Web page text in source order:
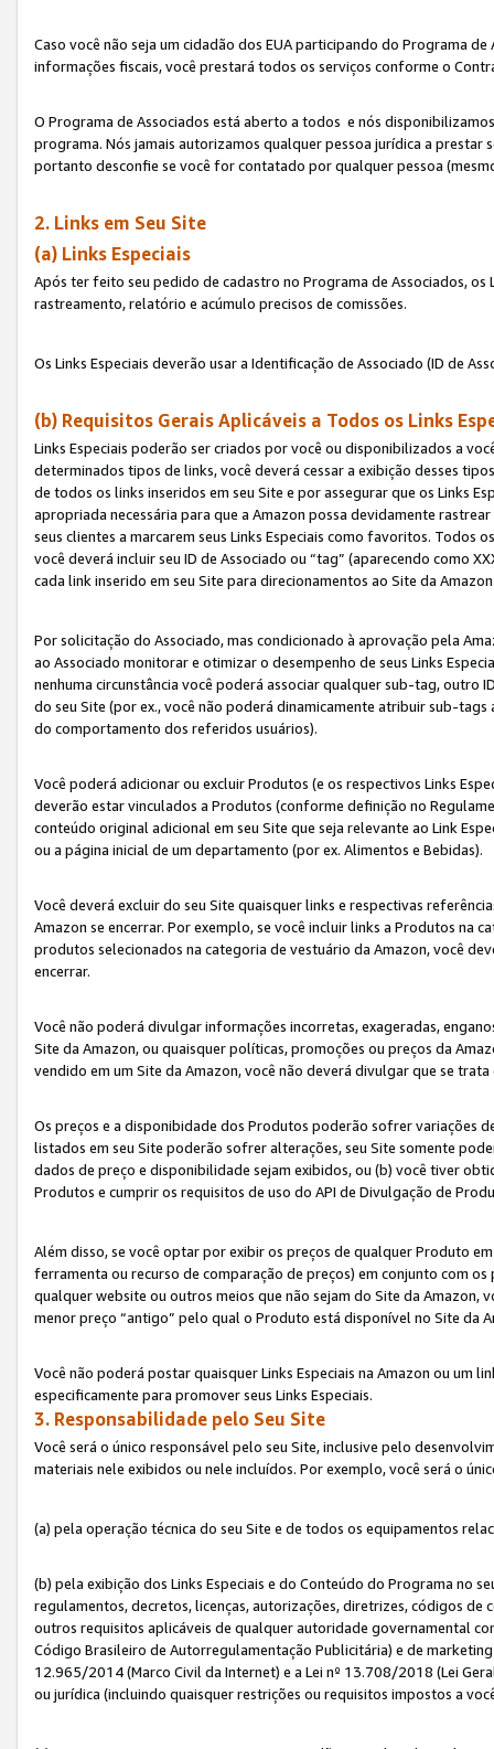
Caso você não seja um cidadão dos EUA participando do Programa
informações fiscais, você prestará todos os serviços conforme o
O Programa de Associados está aberto a todos e nós
programa. Nós jamais autorizamos qualquer pessoa jurídica a
portanto desconfie se você for contatado por qualquer pessoa
2. Links em Seu Site
(a) Links Especiais
Após ter feito seu pedido de cadastro no Programa de Associados, os
rastreamento, relatório e acúmulo precisos de comissões.
Os Links Especiais deverão usar a Identificação de Associado (ID de
(b) Requisitos Gerais Aplicáveis a Todos os Links
Links Especiais poderão ser criados por você ou disponibilizados a
determinados tipos de links, você deverá cessar a exibição desses
de todos os links inseridos em seu Site e por assegurar que os Links
apropriada necessária para que a Amazon possa devidamente
seus clientes a marcarem seus Links Especiais como favoritos. Todos
você deverá incluir seu ID de Associado ou “tag” (aparecendo como
cada link inserido em seu Site para direcionamentos ao Site da
Por solicitação do Associado, mas condicionado à aprovação pela
ao Associado monitorar e otimizar o desempenho de seus Links
nenhuma circunstância você poderá associar qualquer sub-tag,
do seu Site (por ex., você não poderá dinamicamente atribuir sub-
do comportamento dos referidos usuários).
Você poderá adicionar ou excluir Produtos (e os respectivos Links
deverão estar vinculados a Produtos (conforme definição no
conteúdo original adicional em seu Site que seja relevante ao Link
ou a página inicial de um departamento (por ex. Alimentos e Bebidas).
Você deverá excluir do seu Site quaisquer links e respectivas
Amazon se encerrar. Por exemplo, se você incluir links a Produtos na
produtos selecionados na categoria de vestuário da Amazon, você
encerrar.
Você não poderá divulgar informações incorretas, exageradas,
Site da Amazon, ou quaisquer políticas, promoções ou preços da
vendido em um Site da Amazon, você não deverá divulgar que se
Os preços e a disponibidade dos Produtos poderão sofrer variações
listados em seu Site poderão sofrer alterações, seu Site somente
dados de preço e disponibilidade sejam exibidos, ou (b) você tiver
Produtos e cumprir os requisitos de uso do API de Divulgação de
Além disso, se você optar por exibir os preços de qualquer Produto
ferramenta ou recurso de comparação de preços) em conjunto com
qualquer website ou outros meios que não sejam do Site da Amazon,
menor preço “antigo” pelo qual o Produto está disponível no Site da
Você não poderá postar quaisquer Links Especiais na Amazon ou um
especificamente para promover seus Links Especiais.
3. Responsabilidade pelo Seu Site
Você será o único responsável pelo seu Site, inclusive pelo
materiais nele exibidos ou nele incluídos. Por exemplo, você será o
(a) pela operação técnica do seu Site e de todos os equipamentos
(b) pela exibição dos Links Especiais e do Conteúdo do Programa no
regulamentos, decretos, licenças, autorizações, diretrizes, códigos
outros requisitos aplicáveis de qualquer autoridade governamental
Código Brasileiro de Autorregulamentação Publicitária) e de
12.965/2014 (Marco Civil da Internet) e a Lei nº 13.708/2018 (Lei
ou jurídica (incluindo quaisquer restrições ou requisitos impostos a